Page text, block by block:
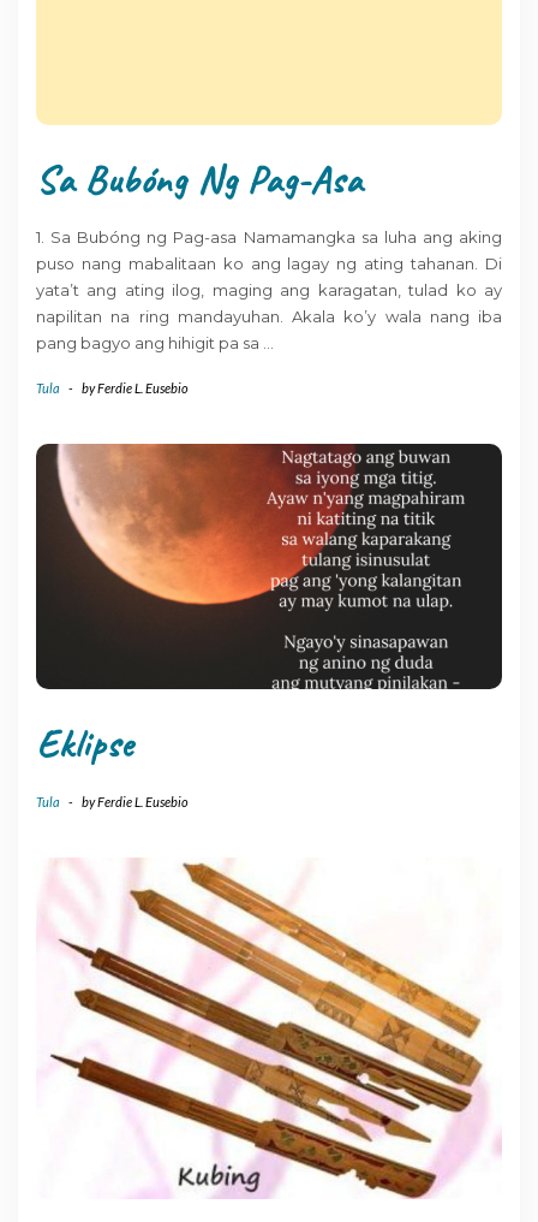
Sa Bubóng Ng Pag-Asa
1. Sa Bubóng ng Pag-asa Namamangka sa luha ang aking
puso nang mabalitaan ko ang lagay ng ating tahanan. Di
yata’t ang ating ilog, maging ang karagatan, tulad ko ay
napilitan na ring mandayuhan. Akala ko’y wala nang iba
pang bagyo ang hihigit pa sa
Tula - byFerdie L. Eusebio
Eklipse
Tula - byFerdie L. Eusebio